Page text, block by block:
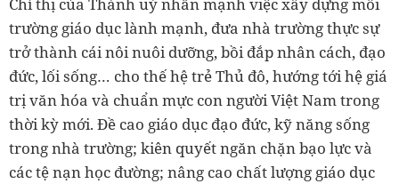
Chỉ thị của Thành uỷ nhấn mạnh việc xây dựng môi
trường giáo dục lành mạnh, đưa nhà trường thực sự
trở thành cái nôi nuôi dưỡng, bồi đắp nhân cách, đạo
đức, lối sống… cho thế hệ trẻ Thủ đô, hướng tới hệ giá
trị văn hóa và chuẩn mực con người Việt Nam trong
thời kỳ mới. Đề cao giáo dục đạo đức, kỹ năng sống
trong nhà trường; kiên quyết ngăn chặn bạo lực và
các tệ nạn học đường; nâng cao chất lượng giáo dục